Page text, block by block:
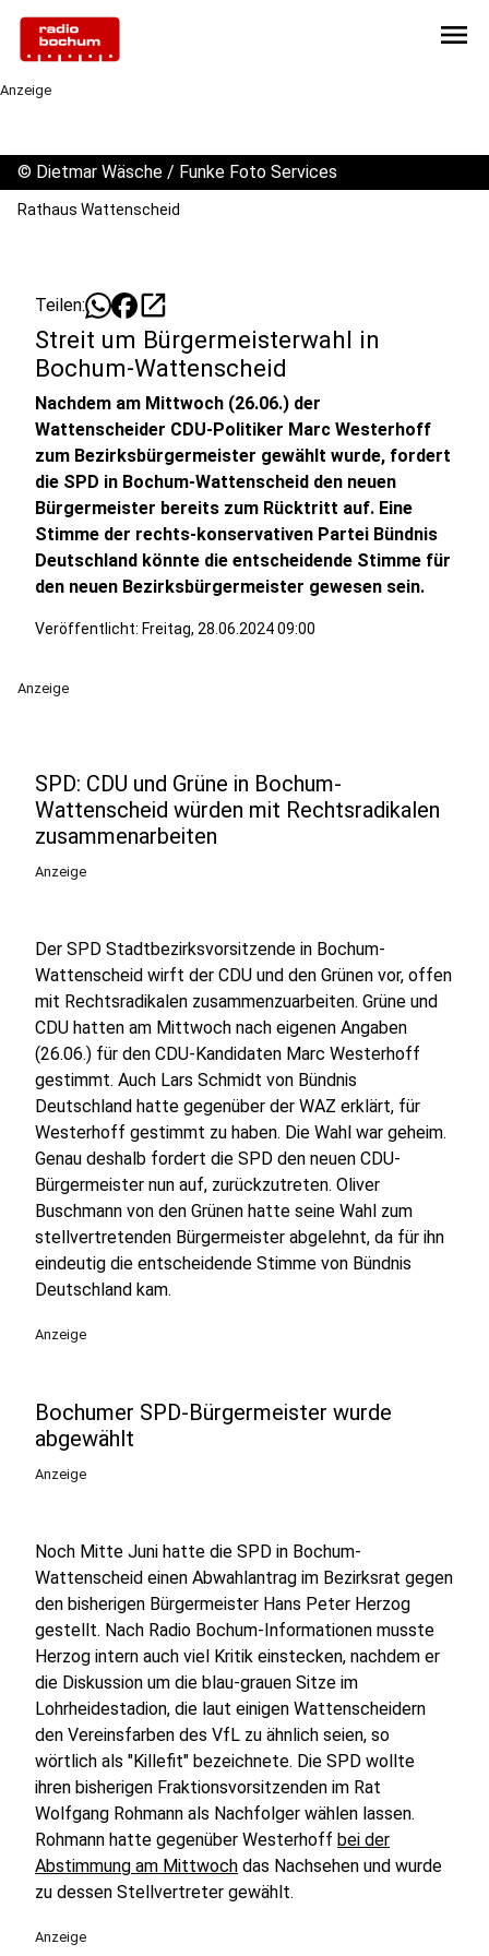
menu
Anzeige
© Dietmar Wäsche / Funke Foto Services
Rathaus Wattenscheid
Teilen: open_in_new
Streit um Bürgermeisterwahl in
Bochum-Wattenscheid
Nachdem am Mittwoch (26.06.) der
Wattenscheider CDU-Politiker Marc Westerhoff
zum Bezirksbürgermeister gewählt wurde, fordert
die SPD in Bochum-Wattenscheid den neuen
Bürgermeister bereits zum Rücktritt auf. Eine
Stimme der rechts-konservativen Partei Bündnis
Deutschland könnte die entscheidende Stimme für
den neuen Bezirksbürgermeister gewesen sein.
Veröffentlicht: Freitag, 28.06.2024 09:00
Anzeige
SPD: CDU und Grüne in Bochum-
Wattenscheid würden mit Rechtsradikalen
zusammenarbeiten
Anzeige
Der SPD Stadtbezirksvorsitzende in Bochum-
Wattenscheid wirft der CDU und den Grünen vor, offen
mit Rechtsradikalen zusammenzuarbeiten. Grüne und
CDU hatten am Mittwoch nach eigenen Angaben
(26.06.) für den CDU-Kandidaten Marc Westerhoff
gestimmt. Auch Lars Schmidt von Bündnis
Deutschland hatte gegenüber der WAZ erklärt, für
Westerhoff gestimmt zu haben. Die Wahl war geheim.
Genau deshalb fordert die SPD den neuen CDU-
Bürgermeister nun auf, zurückzutreten. Oliver
Buschmann von den Grünen hatte seine Wahl zum
stellvertretenden Bürgermeister abgelehnt, da für ihn
eindeutig die entscheidende Stimme von Bündnis
Deutschland kam.
Anzeige
Bochumer SPD-Bürgermeister wurde
abgewählt
Anzeige
Noch Mitte Juni hatte die SPD in Bochum-
Wattenscheid einen Abwahlantrag im Bezirksrat gegen
den bisherigen Bürgermeister Hans Peter Herzog
gestellt. Nach Radio Bochum-Informationen musste
Herzog intern auch viel Kritik einstecken, nachdem er
die Diskussion um die blau-grauen Sitze im
Lohrheidestadion, die laut einigen Wattenscheidern
den Vereinsfarben des VfL zu ähnlich seien, so
wörtlich als "Killefit" bezeichnete. Die SPD wollte
ihren bisherigen Fraktionsvorsitzenden im Rat
Wolfgang Rohmann als Nachfolger wählen lassen.
Rohmann hatte gegenüber Westerhoff bei der
Abstimmung am Mittwoch das Nachsehen und wurde
zu dessen Stellvertreter gewählt.
Anzeige